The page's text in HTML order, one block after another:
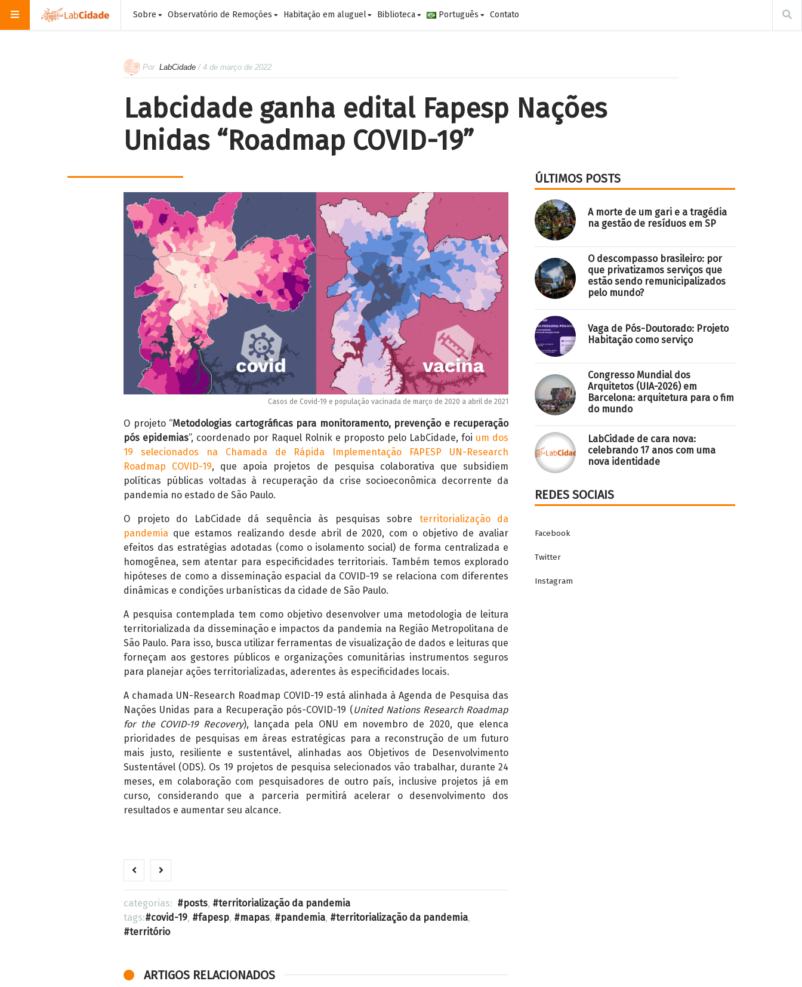
Sobre Observatório de Remoções Habitação em aluguel Biblioteca Português Contato
Por LabCidade / 4 de março de 2022
Labcidade ganha edital Fapesp Nações
Unidas “Roadmap COVID-19”
Casos de Covid-19 e população vacinada de março de 2020 a abril de 2021
O projeto “Metodologias cartográficas para monitoramento, prevenção e recuperação
pós epidemias”, coordenado por Raquel Rolnik e proposto pelo LabCidade, foi um dos
19 selecionados na Chamada de Rápida Implementação FAPESP UN-Research
Roadmap COVID-19, que apoia projetos de pesquisa colaborativa que subsidiem
políticas públicas voltadas à recuperação da crise socioeconômica decorrente da
pandemia no estado de São Paulo.
O projeto do LabCidade dá sequência às pesquisas sobre territorialização da
pandemia que estamos realizando desde abril de 2020, com o objetivo de avaliar
efeitos das estratégias adotadas (como o isolamento social) de forma centralizada e
homogênea, sem atentar para especificidades territoriais. Também temos explorado
hipóteses de como a disseminação espacial da COVID-19 se relaciona com diferentes
dinâmicas e condições urbanísticas da cidade de São Paulo.
A pesquisa contemplada tem como objetivo desenvolver uma metodologia de leitura
territorializada da disseminação e impactos da pandemia na Região Metropolitana de
São Paulo. Para isso, busca utilizar ferramentas de visualização de dados e leituras que
forneçam aos gestores públicos e organizações comunitárias instrumentos seguros
para planejar ações territorializadas, aderentes às especificidades locais.
A chamada UN-Research Roadmap COVID-19 está alinhada à Agenda de Pesquisa das
Nações Unidas para a Recuperação pós-COVID-19 (United Nations Research Roadmap
for the COVID-19 Recovery), lançada pela ONU em novembro de 2020, que elenca
prioridades de pesquisas em áreas estratégicas para a reconstrução de um futuro
mais justo, resiliente e sustentável, alinhadas aos Objetivos de Desenvolvimento
Sustentável (ODS). Os 19 projetos de pesquisa selecionados vão trabalhar, durante 24
meses, em colaboração com pesquisadores de outro país, inclusive projetos já em
curso, considerando que a parceria permitirá acelerar o desenvolvimento dos
resultados e aumentar seu alcance.
categorias: posts,
territorialização da pandemia
tags:
covid-19, fapesp, mapas, pandemia, territorialização da pandemia,
território
ARTIGOS RELACIONADOS
ÚLTIMOS POSTS
A morte de um gari e a tragédia
na gestão de resíduos em SP
O descompasso brasileiro: por
que privatizamos serviços que
estão sendo remunicipalizados
pelo mundo?
Vaga de Pós-Doutorado: Projeto
Habitação como serviço
Congresso Mundial dos
Arquitetos (UIA-2026) em
Barcelona: arquitetura para o fim
do mundo
LabCidade de cara nova:
celebrando 17 anos com uma
nova identidade
REDES SOCIAIS
Facebook
Twitter
Instagram